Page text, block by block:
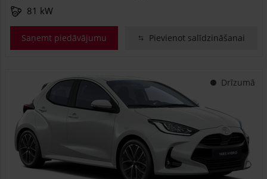
81 kW
Saņemt piedāvājumu Pievienot salīdzināšanai
Drīzumā